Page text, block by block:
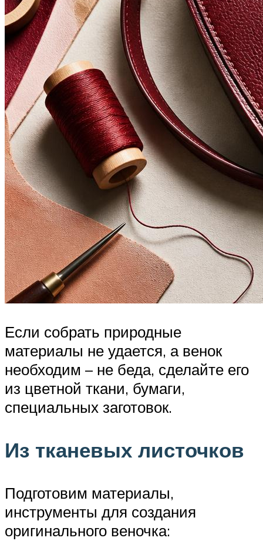
Если собрать природные
материалы не удается, а венок
необходим – не беда, сделайте его
из цветной ткани, бумаги,
специальных заготовок.
Из тканевых листочков
Подготовим материалы,
инструменты для создания
оригинального веночка: